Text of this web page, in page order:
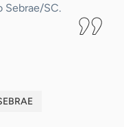
Sebrae/SC.